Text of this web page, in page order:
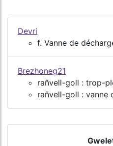
Devri
f. Vanne de
Brezhoneg21
rañvell-goll : trop-
rañvell-goll : vanne